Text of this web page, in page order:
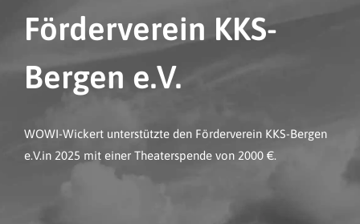
Förderverein KKS-
Bergen e.V.
WOWI-Wickert unterstützte den Förderverein KKS-Bergen
e.V.in 2025 mit einer Theaterspende von 2000 €.